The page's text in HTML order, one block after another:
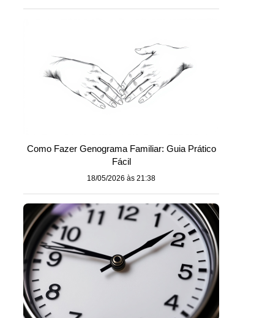
Como Fazer Genograma Familiar: Guia Prático
Fácil
18/05/2026 às 21:38